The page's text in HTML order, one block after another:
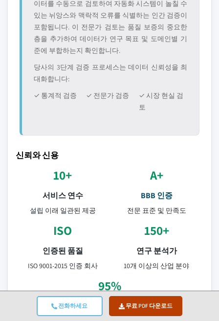
전화하세요 무료 PDF 다운로드
이터를 수동으로 검토하여 자동화 시스템이 놀칠 수
있는 뉘앙스와 맥락적 오류를 식별하는 인간 검증이
포함됩니다. 이 전문가 검토는 품질 보증의 중요한
층을 추가하여 데이터가 연구 목표 및 도메인별 기
준에 부합하는지 확인합니다.
당사의 3단계 검증 프로세스는 데이터 신뢰성을 최
대화합니다:
✓ 통계적 검증
✓ 전문가 검증
✓ 시장 현실 검
토
신뢰와 신용
10+
서비스 연수
설립 이래 일관된 제공
A+
BBB 인증
전문 표준 및 만족도
ISO
인증된 품질
ISO 9001-2015 인증 회사
150+
연구 분석가
10개 이상의 산업 분야
95%
고객 유지율